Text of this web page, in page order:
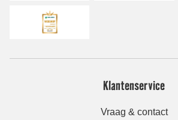
Klantenservice
Vraag & contact